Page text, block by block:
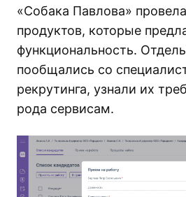
«Собака Павлова»
продуктов, которые
функциональность.
пообщались со
рекрутинга, узнали их
рода сервисам.